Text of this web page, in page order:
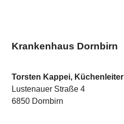
Krankenhaus Dornbirn
Torsten Kappei, Küchenleiter
Lustenauer Straße 4
6850 Dornbirn